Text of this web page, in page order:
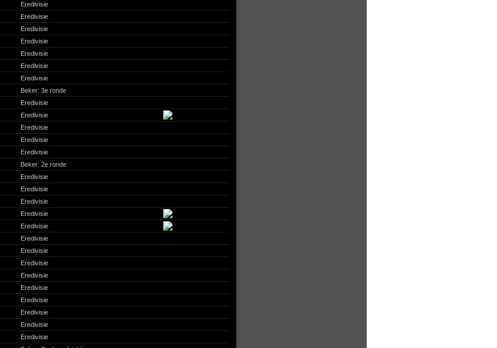
Eredivisie
Eredivisie
Eredivisie
Eredivisie
Eredivisie
Eredivisie
Eredivisie
Beker: 3e ronde
Eredivisie
Eredivisie
Eredivisie
Eredivisie
Eredivisie
Beker: 2e ronde
Eredivisie
Eredivisie
Eredivisie
Eredivisie
Eredivisie
Eredivisie
Eredivisie
Eredivisie
Eredivisie
Eredivisie
Eredivisie
Eredivisie
Eredivisie
Eredivisie